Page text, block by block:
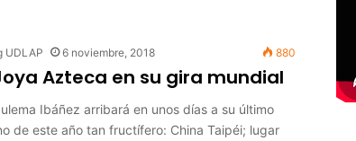
UDLAP 6 noviembre, 2018 880
Azteca en su gira mundial
Ibáñez arribará en unos días a su último
de este año tan fructífero: China Taipéi; lugar